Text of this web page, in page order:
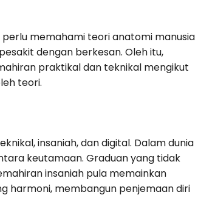
memahami teori anatomi manusia
dengan berkesan. Oleh itu,
praktikal dan teknikal mengikut
teori.
insaniah, dan digital. Dalam dunia
keutamaan. Graduan yang tidak
insaniah pula memainkan
harmoni, membangun penjemaan diri